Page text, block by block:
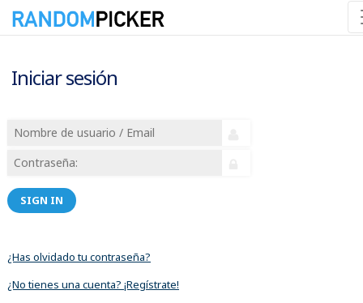
Iniciar sesión
SIGN IN
¿Has olvidado tu contraseña?
¿No tienes una cuenta? ¡Regístrate!